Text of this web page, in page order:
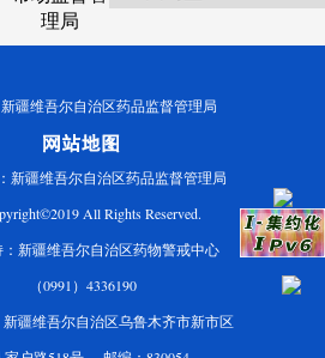
理局
疆维吾尔自治区药品监督管理局
新疆维吾尔自治区药品监督管理局
All Rights Reserved.
新疆维吾尔自治区药物警戒中心
（0991）4336190
疆维吾尔自治区乌鲁木齐市新市区